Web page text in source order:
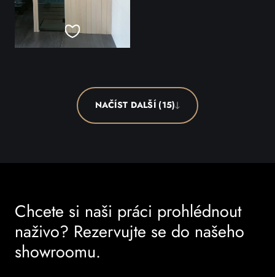
NAČÍST DALŠÍ (15)
Chcete si naši práci prohlédnout
naživo? Rezervujte se do našeho
showroomu.